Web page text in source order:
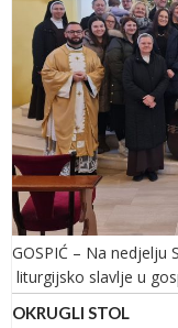
GOSPIĆ – Na nedjelju
liturgijsko slavlje u
OKRUGLI STOL